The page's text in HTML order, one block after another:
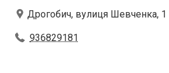
Дрогобич, вулиця Шевченка, 1
936829181